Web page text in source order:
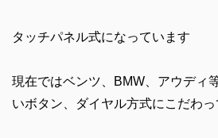
タッチパネル式になっています
現在ではベンツ、BMW、アウディ
いボタン、ダイヤル方式にこだわっ